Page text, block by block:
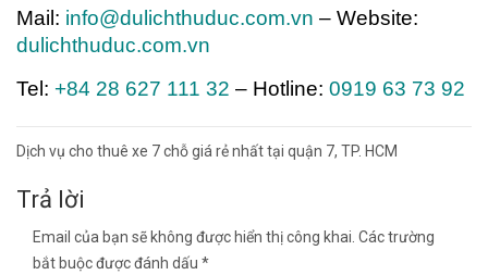
Mail: info@dulichthuduc.com.vn – Website:
dulichthuduc.com.vn
Tel: +84 28 627 111 32 – Hotline: 0919 63 73 92
hướng
bài
viết
Dịch vụ cho thuê xe 7 chỗ giá rẻ nhất tại quận 7, TP. HCM
Trả lời
Email của bạn sẽ không được hiển thị công khai. Các trường
bắt buộc được đánh dấu *